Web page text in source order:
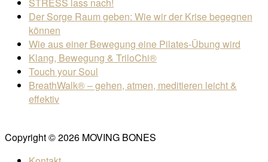
Der Sorge Raum geben: Wie wir der Krise begegnen
können
Wie aus einer Bewegung eine Pilates-Übung wird
Klang, Bewegung & TriloChi®
Touch your Soul
BreathWalk® – gehen, atmen, meditieren leicht &
effektiv
Copyright © 2026 MOVING BONES